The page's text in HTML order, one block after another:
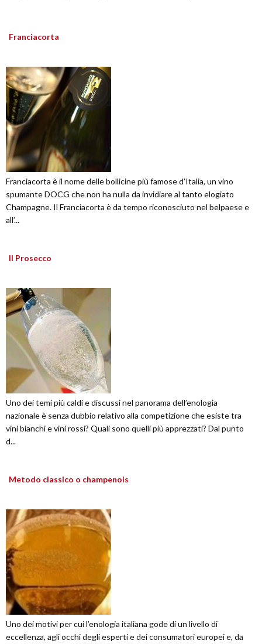
Franciacorta
Franciacorta è il nome delle bollicine più famose d’Italia, un vino
spumante DOCG che non ha nulla da invidiare al tanto elogiato
Champagne. Il Franciacorta è da tempo riconosciuto nel belpaese e
all’...
Il Prosecco
Uno dei temi più caldi e discussi nel panorama dell’enologia
nazionale è senza dubbio relativo alla competizione che esiste tra
vini bianchi e vini rossi? Quali sono quelli più apprezzati? Dal punto
d...
Metodo classico o champenois
Uno dei motivi per cui l’enologia italiana gode di un livello di
eccellenza, agli occhi degli esperti e dei consumatori europei e, da